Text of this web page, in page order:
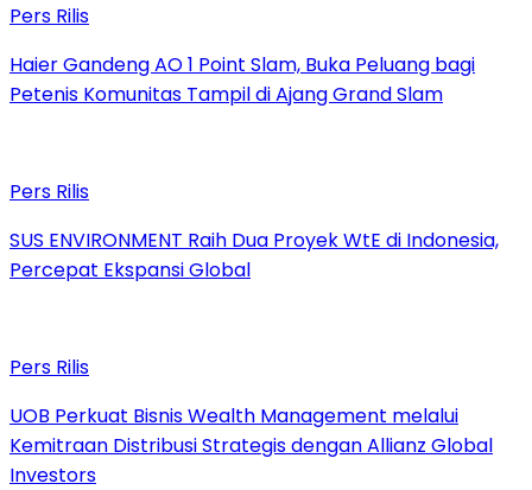
Pers Rilis
Haier Gandeng AO 1 Point Slam, Buka Peluang bagi
Petenis Komunitas Tampil di Ajang Grand Slam
Pers Rilis
SUS ENVIRONMENT Raih Dua Proyek WtE di Indonesia,
Percepat Ekspansi Global
Pers Rilis
UOB Perkuat Bisnis Wealth Management melalui
Kemitraan Distribusi Strategis dengan Allianz Global
Investors